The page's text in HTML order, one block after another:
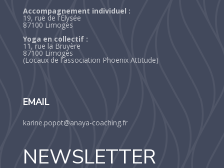
Accompagnement individuel :
19, rue de l'Élysée
87100 Limoges
Yoga en collectif :
11, rue la Bruyère
87100 Limoges
(Locaux de l'association Phoenix Attitude)
EMAIL
karine.popot@anaya-coaching.fr
NEWSLETTER